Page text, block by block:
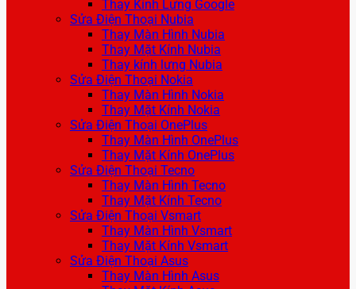
Thay Kính Lưng Google
Sửa Điện Thoại Nubia
Thay Màn Hình Nubia
Thay Mặt Kính Nubia
Thay kính lưng Nubia
Sửa Điện Thoại Nokia
Thay Màn Hình Nokia
Thay Mặt Kính Nokia
Sửa Điện Thoại OnePlus
Thay Màn Hình OnePlus
Thay Mặt Kính OnePlus
Sửa Điện Thoại Tecno
Thay Màn Hình Tecno
Thay Mặt Kính Tecno
Sửa Điện Thoại Vsmart
Thay Màn Hình Vsmart
Thay Mặt Kính Vsmart
Sửa Điện Thoại Asus
Thay Màn Hình Asus